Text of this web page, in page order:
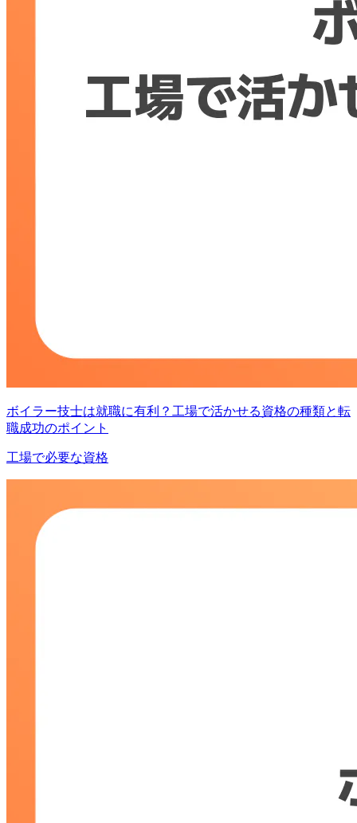
ボイラー技士は就職に有利？工場で活かせる資格の種類と転
職成功のポイント
工場で必要な資格